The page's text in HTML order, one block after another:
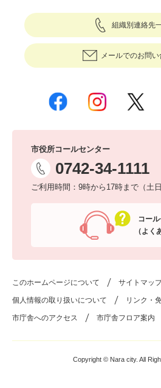
組織別連絡先
メールでのお問い
市役所コールセンター
0742-34-1111
ご利用時間：9時から17時まで（土
コー
（よく
このホームページについて サイトマッ
個人情報の取り扱いについて リンク・
市庁舎へのアクセス 市庁舎フロア案内
Copyright © Nara city. All